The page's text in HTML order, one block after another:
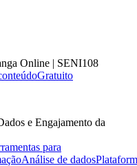
Online | SENI108
Gratuito
e Engajamento da
para
Análise de dados